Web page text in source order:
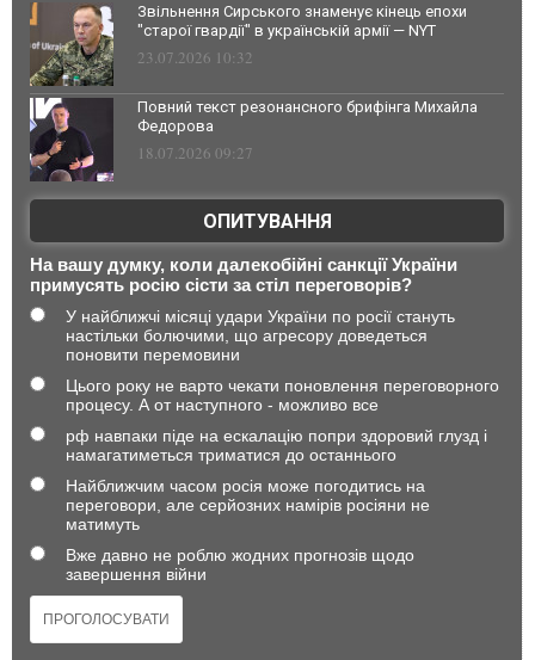
Звільнення Сирського знаменує кінець епохи
"старої гвардії" в українській армії — NYT
23.07.2026 10:32
Повний текст резонансного брифінга Михайла
Федорова
18.07.2026 09:27
ОПИТУВАННЯ
На вашу думку, коли далекобійні санкції України
примусять росію сісти за стіл переговорів?
У найближчі місяці удари України по росії стануть
настільки болючими, що агресору доведеться
поновити перемовини
Цього року не варто чекати поновлення переговорного
процесу. А от наступного - можливо все
рф навпаки піде на ескалацію попри здоровий глузд і
намагатиметься триматися до останнього
Найближчим часом росія може погодитись на
переговори, але серйозних намірів росіяни не
матимуть
Вже давно не роблю жодних прогнозів щодо
завершення війни